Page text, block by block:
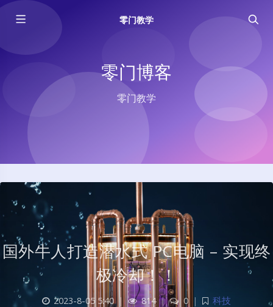
零门教学
零门博客
零门教学
国外牛人打造潜水式 PC电脑 – 实现终
极冷却！！
2023-8-05 5:40 | 814 | 0 |
科技